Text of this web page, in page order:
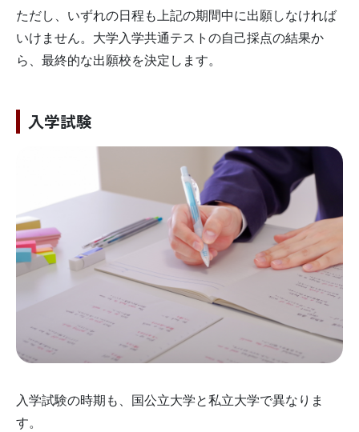
ただし、いずれの日程も上記の期間中に出願しなければ
いけません。大学入学共通テストの自己採点の結果か
ら、最終的な出願校を決定します。
入学試験
入学試験の時期も、国公立大学と私立大学で異なりま
す。